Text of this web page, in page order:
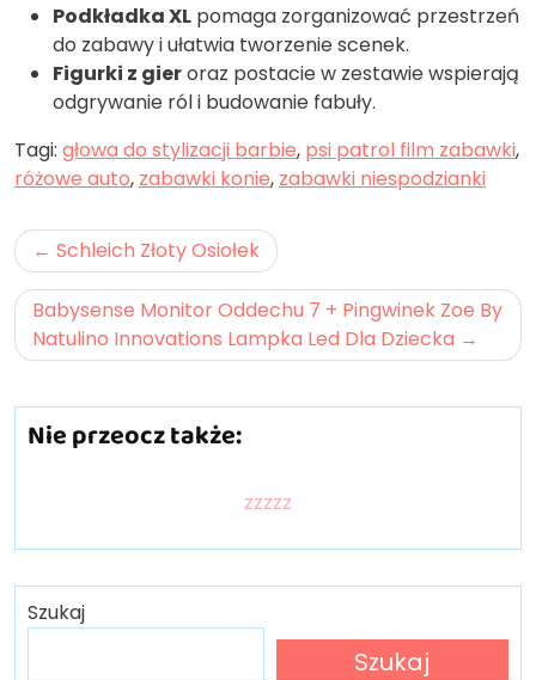
Podkładka XL pomaga zorganizować przestrzeń
do zabawy i ułatwia tworzenie scenek.
Figurki z gieroraz postacie w zestawie wspierają
odgrywanie ról i budowanie fabuły.
Tagi: głowa do stylizacji barbie, psi patrol film zabawki,
różowe auto, zabawki konie, zabawki niespodzianki
Nawigacja
wpisu
Schleich Złoty Osiołek
Babysense Monitor Oddechu 7 + Pingwinek Zoe By
Natulino Innovations Lampka Led Dla Dziecka
Nie przeocz także:
zzzzz
Szukaj
Szukaj